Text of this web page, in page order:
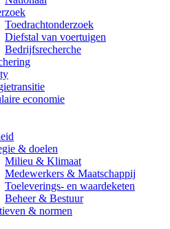
Toedrachtonderzoek
Diefstal van voertuigen
Bedrijfsrecherche
economie
& doelen
Milieu & Klimaat
Medewerkers & Maatschappij
Toeleverings- en waardeketen
Beheer & Bestuur
& normen